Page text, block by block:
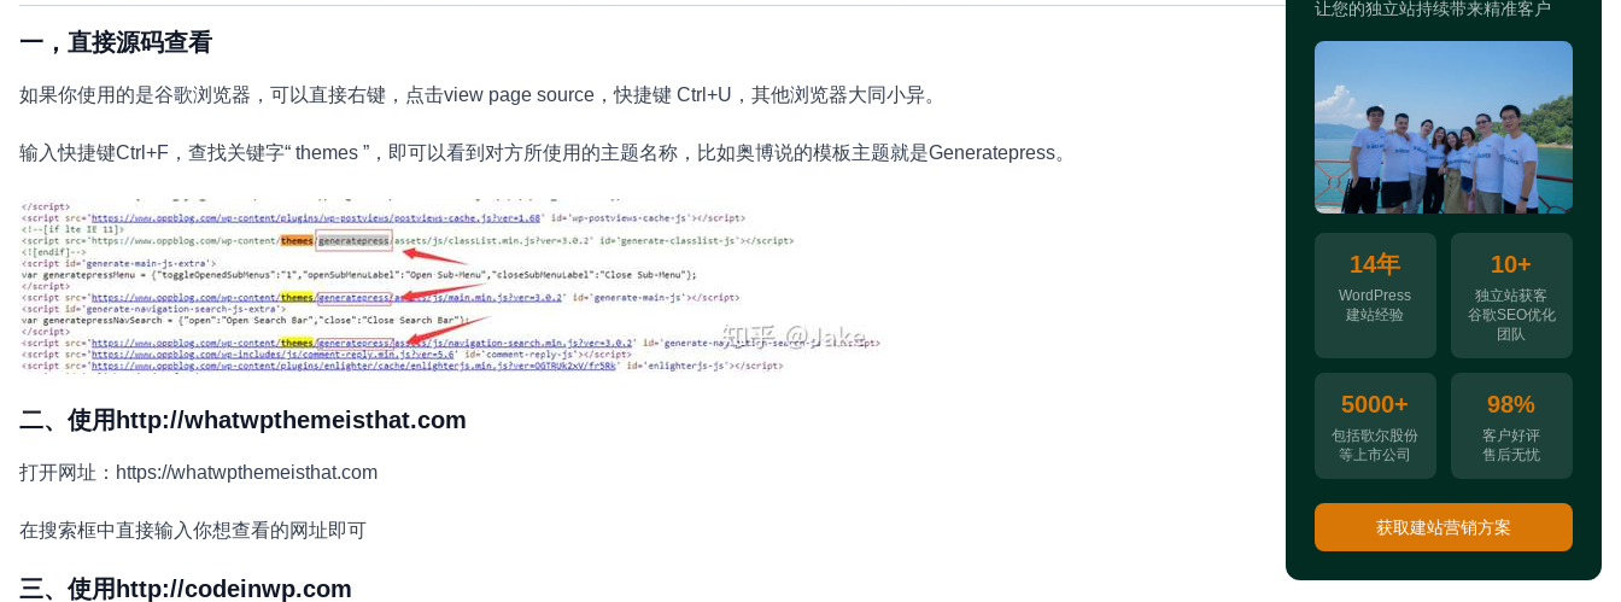
一，直接源码查看
如果你使用的是谷歌浏览器，可以直接右键，点击view page source，快捷键 Ctrl+U，其他浏览器大同小异。
输入快捷键Ctrl+F，查找关键字“ themes ”，即可以看到对方所使用的主题名称，比如奥博说的模板主题就是Generatepress。
二、使用http://whatwpthemeisthat.com
打开网址：https://whatwpthemeisthat.com
在搜索框中直接输入你想查看的网址即可
三、使用http://codeinwp.com
让您的独立站持续带来精准客户
14年
WordPress
建站经验
10+
独立站获客
谷歌SEO优化
团队
5000+
包括歌尔股份
等上市公司
98%
客户好评
售后无忧
获取建站营销方案